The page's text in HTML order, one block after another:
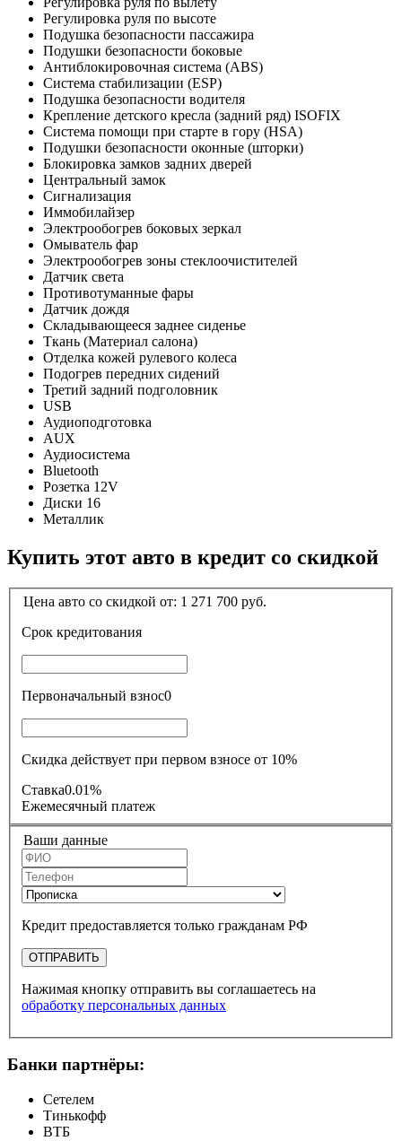
Регулировка руля по высоте
Подушка безопасности пассажира
Подушки безопасности боковые
Антиблокировочная система (ABS)
Система стабилизации (ESP)
Подушка безопасности водителя
Крепление детского кресла (задний ряд) ISOFIX
Система помощи при старте в гору (HSA)
Подушки безопасности оконные (шторки)
Блокировка замков задних дверей
Центральный замок
Сигнализация
Иммобилайзер
Электрообогрев боковых зеркал
Омыватель фар
Электрообогрев зоны стеклоочистителей
Датчик света
Противотуманные фары
Датчик дождя
Складывающееся заднее сиденье
Ткань (Материал салона)
Отделка кожей рулевого колеса
Подогрев передних сидений
Третий задний подголовник
USB
Аудиоподготовка
AUX
Аудиосистема
Bluetooth
Розетка 12V
Диски 16
Металлик
Купить этот авто в кредит со скидкой
Цена авто со скидкой от: 1 271 700 руб.
Срок кредитования
Первоначальный взнос0
Скидка действует при первом взносе от 10%
Ставка0.01%
Ежемесячный платеж
Ваши данные
Кредит предоставляется только гражданам РФ
ОТПРАВИТЬ
Нажимая кнопку отправить вы соглашаетесь на
обработку персональных данных
Банки партнёры:
Сетелем
Тинькофф
ВТБ